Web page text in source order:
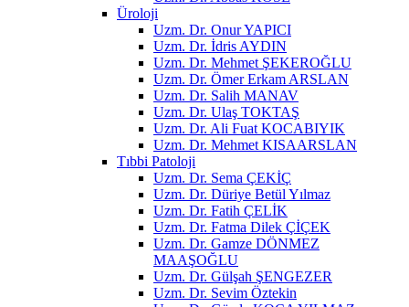
Üroloji
Uzm. Dr. Onur YAPICI
Uzm. Dr. İdris AYDIN
Uzm. Dr. Mehmet ŞEKEROĞLU
Uzm. Dr. Ömer Erkam ARSLAN
Uzm. Dr. Salih MANAV
Uzm. Dr. Ulaş TOKTAŞ
Uzm. Dr. Ali Fuat KOCABIYIK
Uzm. Dr. Mehmet KISAARSLAN
Tıbbi Patoloji
Uzm. Dr. Sema ÇEKİÇ
Uzm. Dr. Düriye Betül Yılmaz
Uzm. Dr. Fatih ÇELİK
Uzm. Dr. Fatma Dilek ÇİÇEK
Uzm. Dr. Gamze DÖNMEZ
MAAŞOĞLU
Uzm. Dr. Gülşah ŞENGEZER
Uzm. Dr. Sevim Öztekin